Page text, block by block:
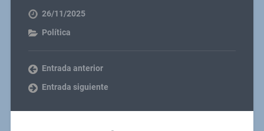
26/11/2025
Política
Entrada anterior
Entrada siguiente